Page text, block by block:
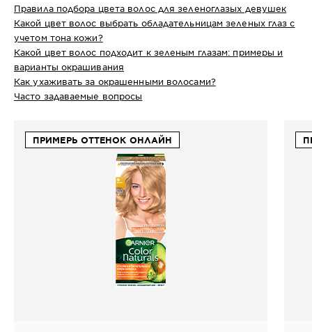
Правила подбора цвета волос для зеленоглазых девушек
Какой цвет волос выбрать обладательницам зеленых глаз с
учетом тона кожи?
Какой цвет волос подходит к зеленым глазам: примеры и
варианты окрашивания
Как ухаживать за окрашенными волосами?
Часто задаваемые вопросы
ПРИМЕРЬ ОТТЕНОК ОНЛАЙН